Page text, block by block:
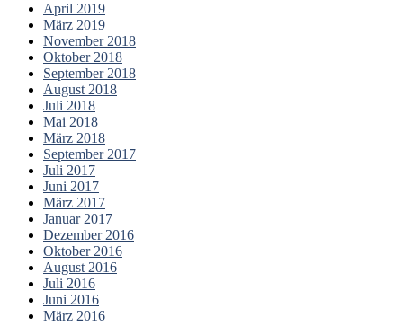
April 2019
März 2019
November 2018
Oktober 2018
September 2018
August 2018
Juli 2018
Mai 2018
März 2018
September 2017
Juli 2017
Juni 2017
März 2017
Januar 2017
Dezember 2016
Oktober 2016
August 2016
Juli 2016
Juni 2016
März 2016